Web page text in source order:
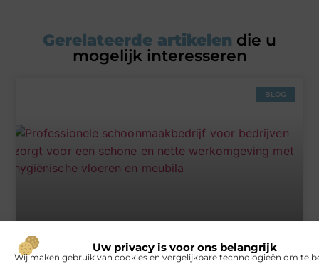
Uw privacy is voor ons belangrijk
Wij maken gebruik van cookies en vergelijkbare technologieën om te
Gerelateerde artikelen die u
mogelijk interesseren
BLOG